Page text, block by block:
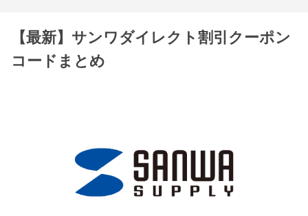
【最新】サンワダイレクト割引クーポン
コードまとめ